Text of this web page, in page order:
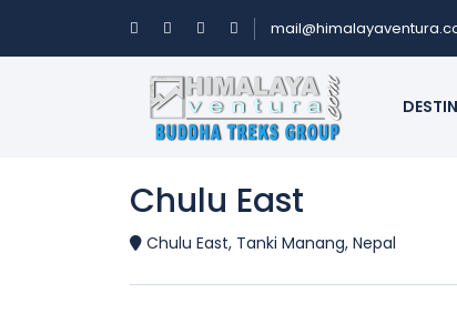
Chulu East
Chulu East, Tanki Manang, Nepal